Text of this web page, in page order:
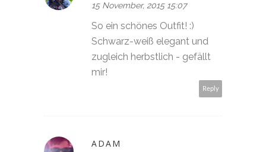
15 November, 2015 15:07
So ein schönes Outfit! :)
Schwarz-weiß elegant und
zugleich herbstlich - gefällt
mir!
Reply
ADAM